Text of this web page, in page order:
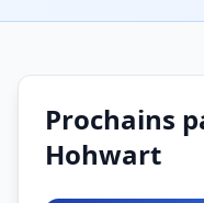
Prochains
Hohwart